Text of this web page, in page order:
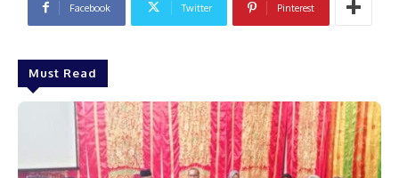
Facebook Twitter Pinterest
Must Read